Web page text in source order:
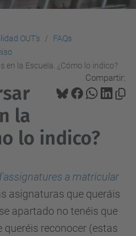
OUT's
FAQs
la Escuela. ¿Cómo lo indico?
Compartir:
la
lo indico?
a matricular
asignaturas que queráis
apartado no tenéis que
reconocer (estas